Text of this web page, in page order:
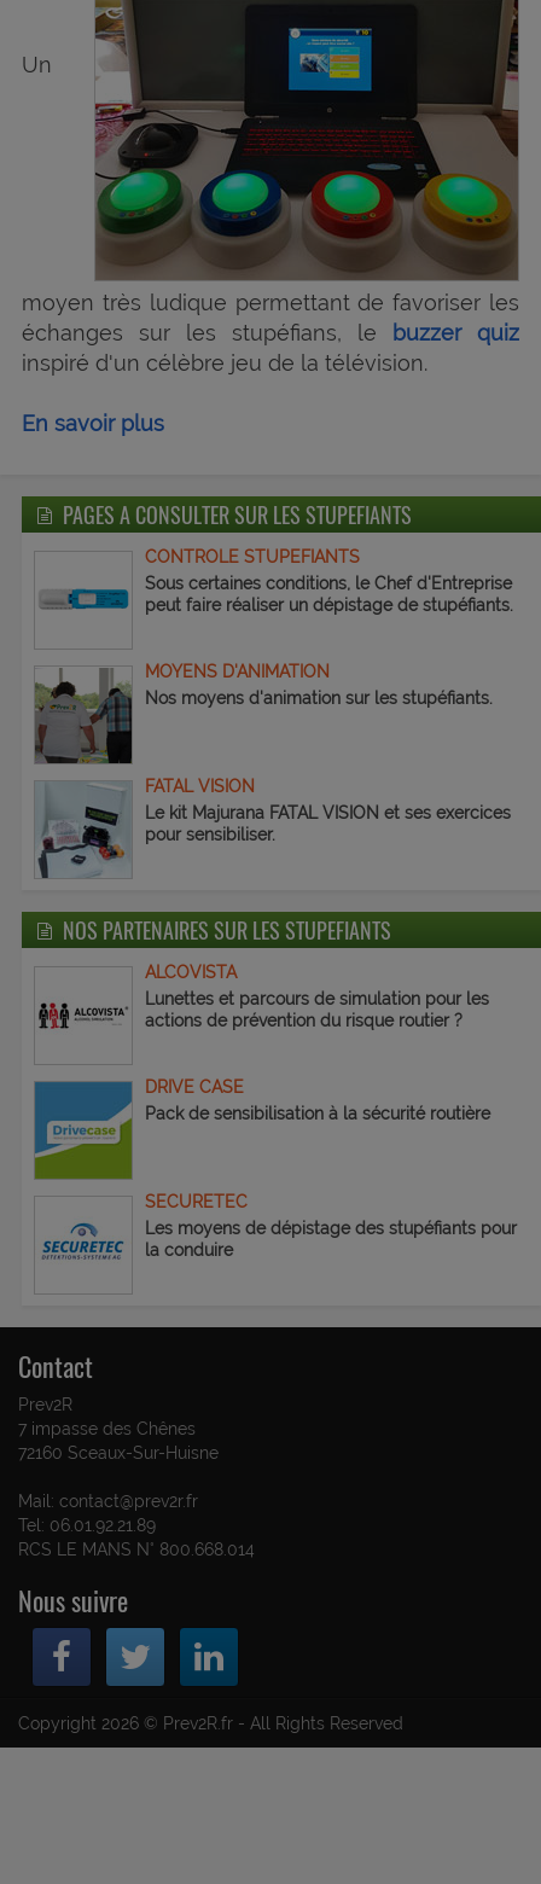
Un
moyen très ludique permettant de favoriser les
échanges sur les stupéfians, le
buzzer quiz
inspiré d'un célèbre jeu de la télévision.
En savoir plus
PAGES A CONSULTER SUR LES STUPEFIANTS
CONTROLE STUPEFIANTS
Sous certaines conditions, le Chef d'Entreprise
peut faire réaliser un dépistage de stupéfiants.
MOYENS D'ANIMATION
Nos moyens d'animation sur les stupéfiants.
FATAL VISION
Le kit Majurana FATAL VISION et ses exercices
pour sensibiliser.
NOS PARTENAIRES SUR LES STUPEFIANTS
ALCOVISTA
Lunettes et parcours de simulation pour les
actions de prévention du risque routier ?
DRIVE CASE
Pack de sensibilisation à la sécurité routière
SECURETEC
Les moyens de dépistage des stupéfiants pour
la conduire
Contact
Prev2R
7 impasse des Chênes
72160 Sceaux-Sur-Huisne
Mail: contact@prev2r.fr
Tel: 06.01.92.21.89
RCS LE MANS N° 800.668.014
Nous suivre
Copyright 2026 © Prev2R.fr - All Rights Reserved